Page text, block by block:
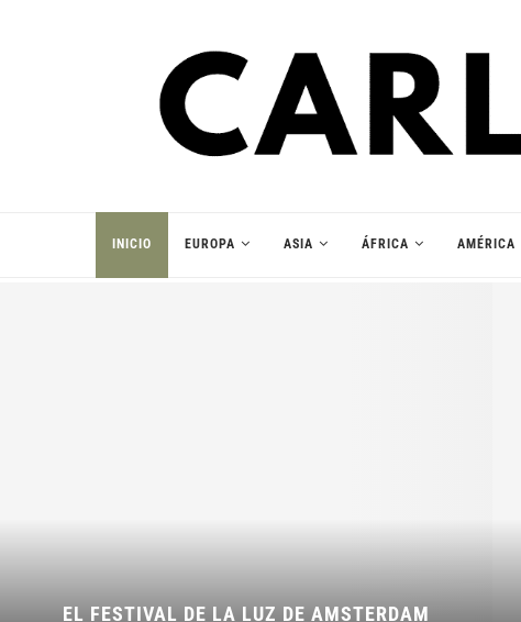
INICIO EUROPA ASIA ÁFRICA AMÉRICA
EL FESTIVAL DE LA LUZ DE AMSTERDAM